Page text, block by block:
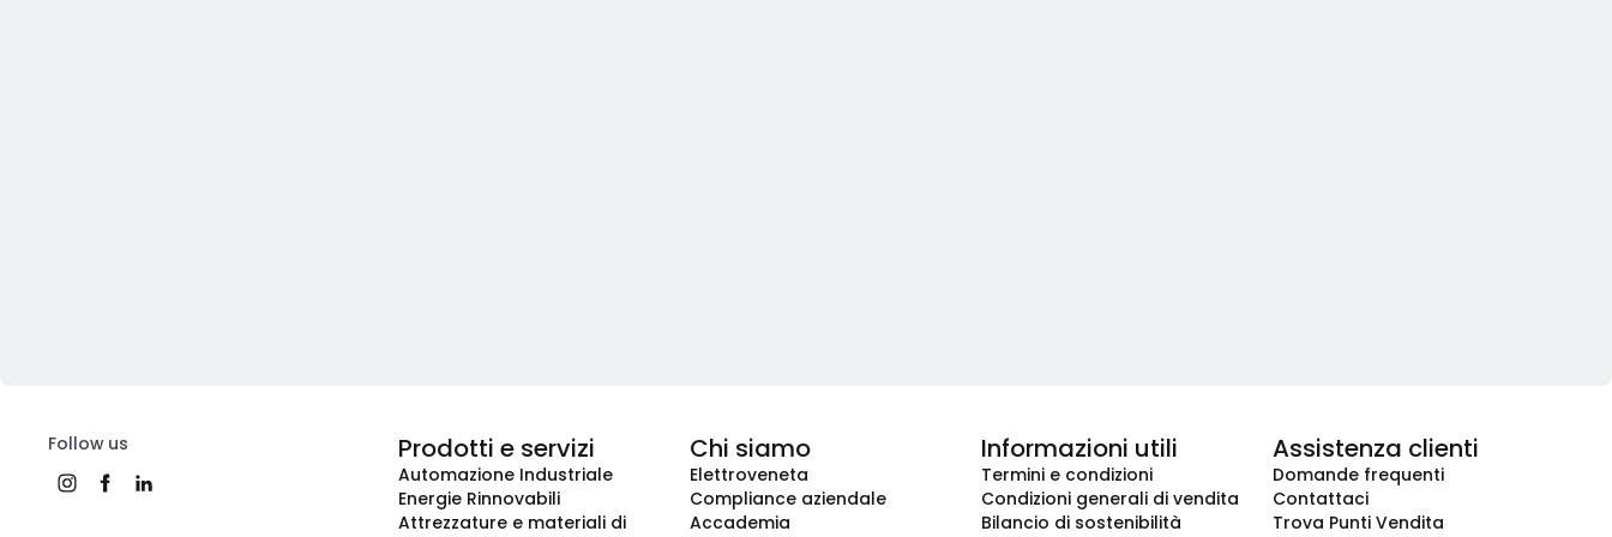
Follow us Prodotti e servizi
Automazione Industriale
Energie Rinnovabili
Attrezzature e materiali di
Chi siamo
Elettroveneta
Compliance aziendale
Accademia
Informazioni utili
Termini e condizioni
Condizioni generali di vendita
Bilancio di sostenibilità
Assistenza clienti
Domande frequenti
Contattaci
Trova Punti Vendita